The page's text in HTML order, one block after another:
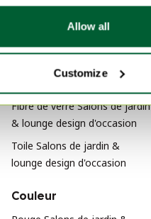
Allow all
Customize
Fer Salons de jardin & lounge
Fibre de verre Salons de jardin
& lounge design d'occasion
Toile Salons de jardin &
lounge design d'occasion
Couleur